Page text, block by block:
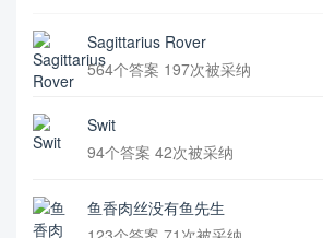
Sagittarius Rover
564个答案 197次被采纳
Swit
94个答案 42次被采纳
鱼香肉丝没有鱼先生